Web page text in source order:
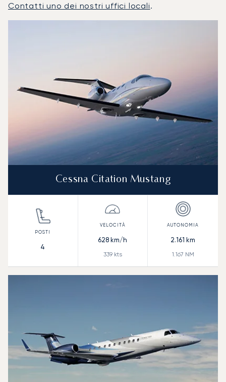
Contatti uno dei nostri uffici locali.
Cessna Citation Mustang
4
628 km/h
339kts
2.161 km
1.167 NM